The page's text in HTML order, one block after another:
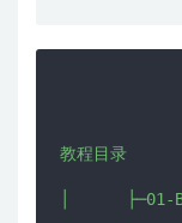
教程目录
│      ├─01-